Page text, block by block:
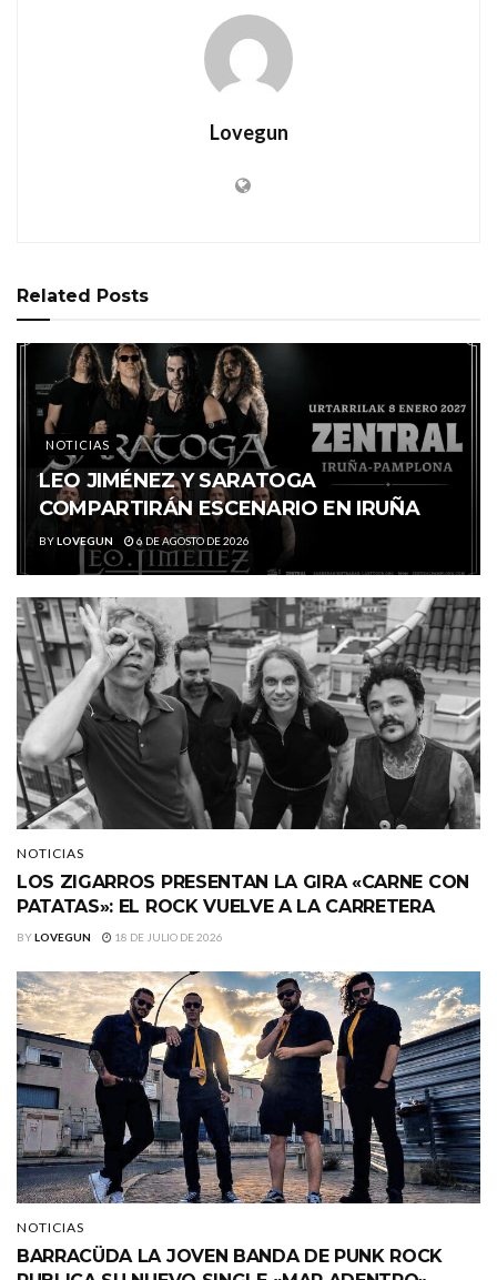
Lovegun
Related Posts
NOTICIAS
LEO JIMÉNEZ Y SARATOGA
COMPARTIRÁN ESCENARIO EN IRUÑA
BYLOVEGUN 6 DE AGOSTO DE 2026
NOTICIAS
LOS ZIGARROS PRESENTAN LA GIRA «CARNE CON
PATATAS»: EL ROCK VUELVE A LA CARRETERA
BYLOVEGUN 18 DE JULIO DE 2026
NOTICIAS
BARRACÜDA LA JOVEN BANDA DE PUNK ROCK